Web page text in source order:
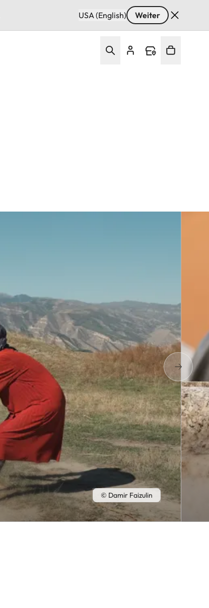
USA (English) Weiter
© Damir Faizulin